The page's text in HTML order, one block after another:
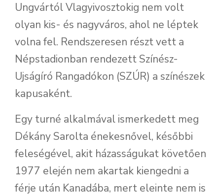
Ungvártól Vlagyivosztokig nem volt
olyan kis- és nagyváros, ahol ne léptek
volna fel. Rendszeresen részt vett a
Népstadionban rendezett Színész-
Ujságíró Rangadókon (SZÚR) a színészek
kapusaként.
Egy turné alkalmával ismerkedett meg
Dékány Sarolta énekesnővel, későbbi
feleségével, akit házasságukat követően
1977 elején nem akartak kiengedni a
férje után Kanadába, mert eleinte nem is